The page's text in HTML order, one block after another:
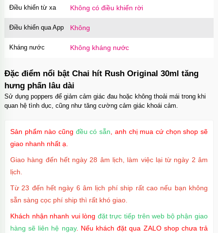
Case trong suốt
suốt tối giản
MãOP16MXtrị giá70.000₫
chống sốc
OP16Pr trị giá
Ốp lưng iPhone 16 TPU Space trong suốt tối
MãOP16trị giá 70.000₫
Điều khiển từ xa Không có điều khiển rời
Điều khiển qua App Không
Kháng nước Không kháng nước
Đặc điểm nổi bật Chai hít Rush Original 30ml tăng
hưng phấn lâu dài
Sử dụng poppers để giảm cảm giác đau hoặc không thoải mái trong khi
quan hệ tình dục, cũng như tăng cường cảm giác khoái cảm.
Sản phẩm nào cũng đều có sẵn , anh chị mua cứ chọn shop sẽ
giao nhanh nhất ạ.
Giao hàng đến hết ngày 28 âm lịch, làm việc lại từ ngày 2 âm
lịch.
Từ 23 đến hết ngày 6 âm lịch phí ship rất cao nếu bạn không
sẵn sàng cọc phí ship thì rất khó giao.
Khách nhận nhanh vui lòng đặt trực tiếp trên web bộ phận giao
hàng sẽ liên hệ ngay. Nếu khách đặt qua ZALO shop chưa trả